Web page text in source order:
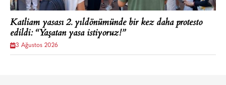
Katliam yasası 2. yıldönümünde bir kez daha protesto
edildi: “Yaşatan yasa istiyoruz!”
3 Ağustos 2026